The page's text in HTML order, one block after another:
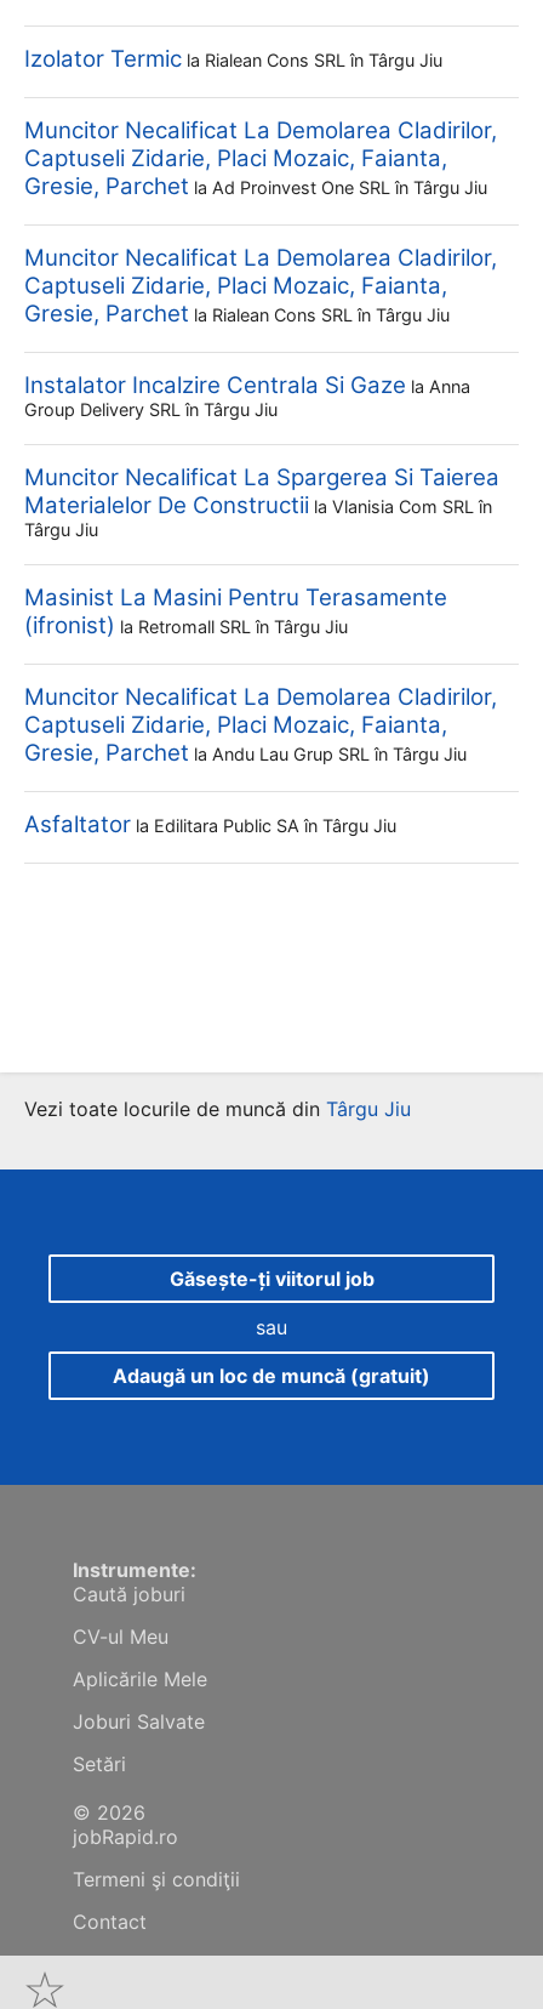
Izolator Termic la Rialean Cons SRL în Târgu Jiu
Muncitor Necalificat La Demolarea Cladirilor,
Captuseli Zidarie, Placi Mozaic, Faianta,
Gresie, Parchet la Ad Proinvest One SRL în Târgu Jiu
Muncitor Necalificat La Demolarea Cladirilor,
Captuseli Zidarie, Placi Mozaic, Faianta,
Gresie, Parchet la Rialean Cons SRL în Târgu Jiu
Instalator Incalzire Centrala Si Gaze la Anna
Group Delivery SRL în Târgu Jiu
Muncitor Necalificat La Spargerea Si Taierea
Materialelor De Constructii la Vlanisia Com SRL în
Târgu Jiu
Masinist La Masini Pentru Terasamente
(ifronist) la Retromall SRL în Târgu Jiu
Muncitor Necalificat La Demolarea Cladirilor,
Captuseli Zidarie, Placi Mozaic, Faianta,
Gresie, Parchet la Andu Lau Grup SRL în Târgu Jiu
Asfaltator la Edilitara Public SA în Târgu Jiu
Vezi toate locurile de muncă din Târgu Jiu
Găsește-ți viitorul job
sau
Adaugă un loc de muncă (gratuit)
Instrumente:
Caută joburi
CV-ul Meu
Aplicările Mele
Joburi Salvate
Setări
© 2026
jobRapid.ro
Termeni şi condiţii
Contact